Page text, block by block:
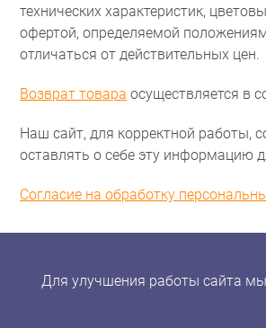
технических характеристик,
офертой, определяемой
отличаться от действительных цен.
Возврат товара осуществляется в
Наш сайт, для корректной работы,
оставлять о себе эту информацию
Согласие на обработку
Для улучшения работы сайта